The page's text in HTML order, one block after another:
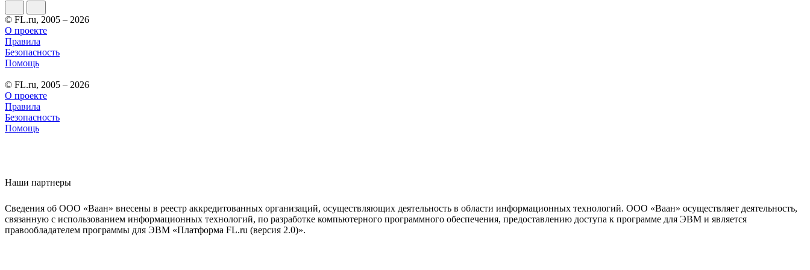
© FL.ru, 2005 – 2026
О проекте
Правила
Безопасность
Помощь
© FL.ru, 2005 – 2026
О проекте
Правила
Безопасность
Помощь
Наши партнеры
Сведения об ООО «Ваан» внесены в реестр аккредитованных организаций, осуществляющих деятельность в области информационных технологий. ООО «Ваан» осуществляет деятельность,
связанную с использованием информационных технологий, по разработке компьютерного программного обеспечения, предоставлению доступа к программе для ЭВМ и является
правообладателем программы для ЭВМ «Платформа FL.ru (версия 2.0)».